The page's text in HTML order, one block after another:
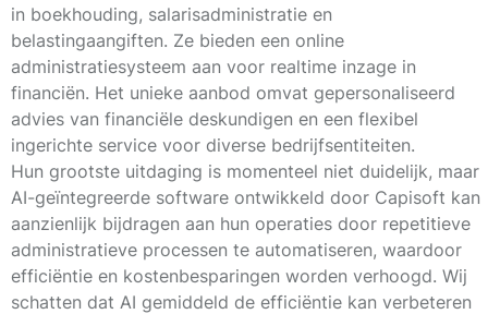
in boekhouding, salarisadministratie en
belastingaangiften. Ze bieden een online
administratiesysteem aan voor realtime inzage in
financiën. Het unieke aanbod omvat gepersonaliseerd
advies van financiële deskundigen en een flexibel
ingerichte service voor diverse bedrijfsentiteiten.
Hun grootste uitdaging is momenteel niet duidelijk, maar
AI-geïntegreerde software ontwikkeld door Capisoft kan
aanzienlijk bijdragen aan hun operaties door repetitieve
administratieve processen te automatiseren, waardoor
efficiëntie en kostenbesparingen worden verhoogd. Wij
schatten dat AI gemiddeld de efficiëntie kan verbeteren